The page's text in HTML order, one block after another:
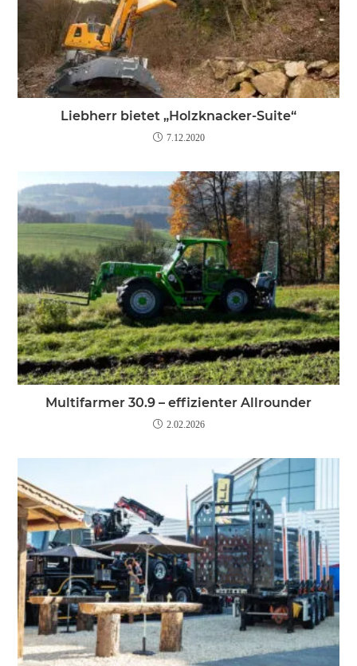
Liebherr bietet „Holzknacker-Suite“
7.12.2020
Multifarmer 30.9 – effizienter Allrounder
2.02.2026